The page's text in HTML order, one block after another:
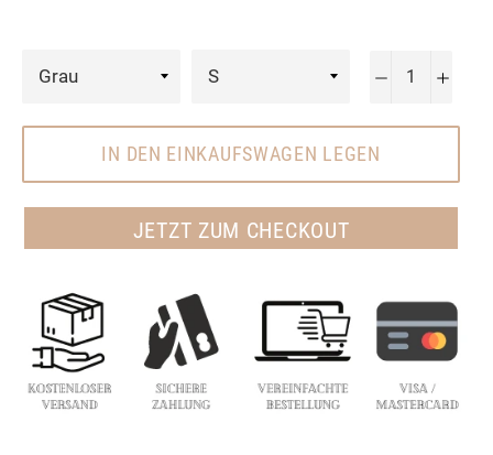
− +
IN DEN EINKAUFSWAGEN LEGEN
JETZT ZUM CHECKOUT